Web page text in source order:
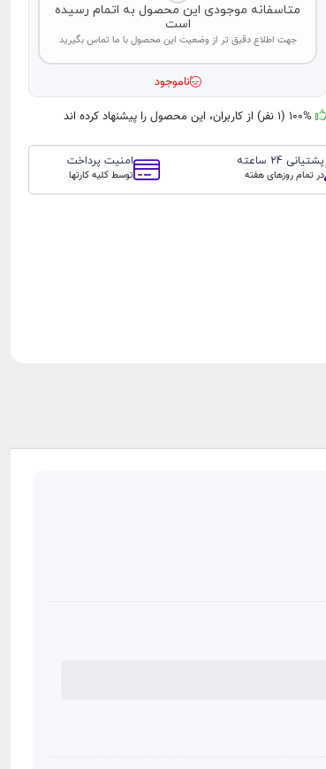
متاسفانه موجودی این محصول به اتمام رسیده
است
جهت اطلاع دقیق تر از وضعیت این محصول با ما تماس بگیرید
ناموجود
100% (1 نفر) از کاربران، این محصول را پیشنهاد کرده اند
پشتیانی 24 ساعته
در تمام روزهای هفته
امنیت پرداخت
توسط کلیه کارتها